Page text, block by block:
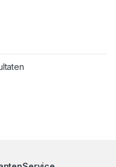
Gesorteerd op